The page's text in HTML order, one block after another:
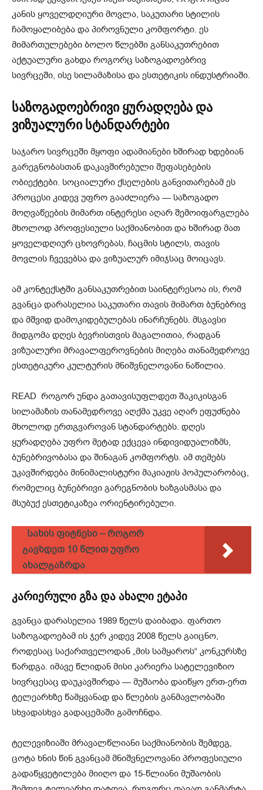
კანის ყოველდღიური მოვლა, საკუთარი სტილის
ჩამოყალიბება და პიროვნული კომფორტი. ეს
მიმართულებები ბოლო წლებში განსაკუთრებით
აქტუალური გახდა როგორც საზოგადოებრივ
სივრცეში, ისე სილამაზისა და ესთეტიკის ინდუსტრიაში.
საზოგადოებრივი ყურადღება და
ვიზუალური სტანდარტები
საჯარო სივრცეში მყოფი ადამიანები ხშირად ხდებიან
გარეგნობასთან დაკავშირებული შეფასებების
ობიექტები. სოციალური ქსელების განვითარებამ ეს
პროცესი კიდევ უფრო გააძლიერა — საზოგადო
მოღვაწეების მიმართ ინტერესი აღარ შემოიფარგლება
მხოლოდ პროფესიული საქმიანობით და ხშირად მათ
ყოველდღიურ ცხოვრებას, ჩაცმის სტილს, თავის
მოვლის ჩვევებსა და ვიზუალურ იმიჯსაც მოიცავს.
ამ კონტექსტში განსაკუთრებით საინტერესოა ის, რომ
გვანცა დარასელია საკუთარი თავის მიმართ ბუნებრივ
და მშვიდ დამოკიდებულებას ინარჩუნებს. მსგავსი
მიდგომა დღეს ბევრისთვის მაგალითია, რადგან
ვიზუალური მრავალფეროვნების მიღება თანამედროვე
ესთეტიკური კულტურის მნიშვნელოვანი ნაწილია.
READ როგორ უნდა გათავისუფლდეთ შაკიკისგან
სილამაზის თანამედროვე აღქმა უკვე აღარ ეფუძნება
მხოლოდ ერთგვაროვან სტანდარტებს. დღეს
ყურადღება უფრო მეტად ექცევა ინდივიდუალიზმს,
ბუნებრივობასა და შინაგან კომფორტს. ამ თემებს
უკავშირდება მინიმალისტური მაკიაჟის პოპულარობაც,
რომელიც ბუნებრივი გარეგნობის ხაზგასმასა და
მსუბუქ ესთეტიკაზეა ორიენტირებული.
Სახის ფიტნესი – როგორ
გავხდეთ 10 წლით უფრო
ახალგაზრდა
კარიერული გზა და ახალი ეტაპი
გვანცა დარასელია 1989 წელს დაიბადა. ფართო
საზოგადოებამ ის ჯერ კიდევ 2008 წელს გაიცნო,
როდესაც საქართველოდან „მის სამყაროს“ კონკურსზე
წარდგა. იმავე წლიდან მისი კარიერა სატელევიზიო
სივრცესაც დაუკავშირდა — მუშაობა დაიწყო ერთ-ერთ
ტელეარხზე წამყვანად და წლების განმავლობაში
სხვადასხვა გადაცემაში გამოჩნდა.
ტელევიზიაში მრავალწლიანი საქმიანობის შემდეგ,
ცოტა ხნის წინ გვანცამ მნიშვნელოვანი პროფესიული
გადაწყვეტილება მიიღო და 15-წლიანი მუშაობის